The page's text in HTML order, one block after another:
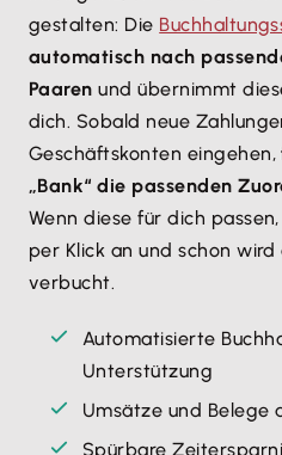
gestalten: Die
automatisch nach
Paaren und übernimmt
dich. Sobald neue
Geschäftskonten eingehen,
„Bank“ die passenden
Wenn diese für dich
per Klick an und schon
verbucht.
Automatisierte
Unterstützung
Umsätze und Belege
Spürbare